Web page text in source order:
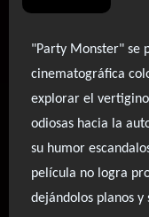
"Party Monster" se
cinematográfica
explorar el
odiosas hacia la
su humor
película no logra
dejándolos planos y